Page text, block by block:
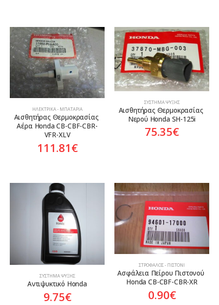
ΗΛΕΚΤΡΙΚΆ - ΜΠΑΤΑΡΊΑ
Αισθητήρας Θερμοκρασίας
Αέρα Honda CB-CBF-CBR-
VFR-XLV
111.81€
ΣΎΣΤΗΜΑ ΨΎΞΗΣ
Αισθητήρας Θερμοκρασίας
Νερού Honda SH-125i
75.35€
ΣΎΣΤΗΜΑ ΨΎΞΗΣ
Αντιψυκτικό Honda
9.75€
ΣΤΡΌΦΑΛΟΣ - ΠΙΣΤΌΝΙ
Ασφάλεια Πείρου Πιστονού
Honda CB-CBF-CBR-XR
0.90€